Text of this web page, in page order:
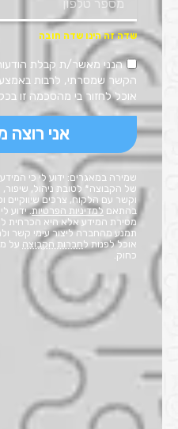
הנני מאשר/ת קבלת
הקשר שמסרתי, לרבות
אוכל לחזור בי מהסכמה זו
אני רוצה
שמירה במאגרים: ידוע לי כי
של הקבוצה* לטובת ניהול, שיפור,
וקשר עם הלקוח, צרכים שיווקיים
בהתאם למדיניות הפרטיות. ידוע
מסירת המידע אלא היא הכרחית
תמנע מהחברה ליצור עימי קשר
אוכל לפנות לחברות הקבוצה על
כחוק.